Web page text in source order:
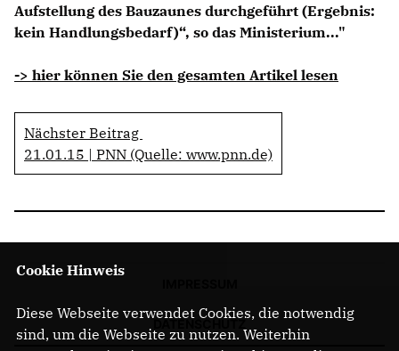
Aufstellung des Bauzaunes durchgeführt (Ergebnis:
kein Handlungsbedarf)“, so das Ministerium..."
-> hier können Sie den gesamten Artikel lesen
Nächster Beitrag
21.01.15 | PNN (Quelle: www.pnn.de)
Cookie Hinweis
Diese Webseite verwendet Cookies, die notwendig
sind, um die Webseite zu nutzen. Weiterhin